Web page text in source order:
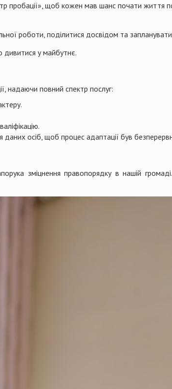
пробації», щоб кожен мав шанс почати життя
роботи, поділитися досвідом та запланувати
дивитися у майбутнє.
надаючи повний спектр послуг:
осіб, щоб процес адаптації був
зміцнення правопорядку в нашій